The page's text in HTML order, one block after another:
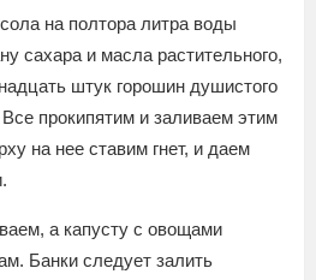
на полтора литра воды
сахара и масла растительного,
штук горошин душистого
прокипятим и заливаем этим
на нее ставим гнет, и даем
а капусту с овощами
Банки следует залить